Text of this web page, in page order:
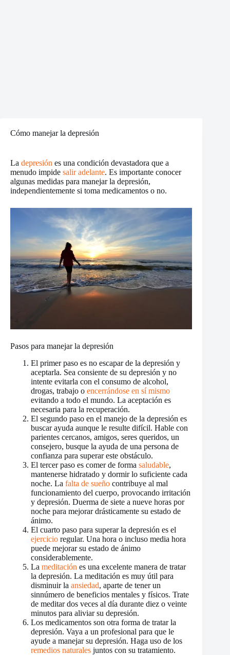
Cómo manejar la depresión
La depresión es una condición devastadora que a
menudo impide salir adelante. Es importante conocer
algunas medidas para manejar la depresión,
independientemente si toma medicamentos o no.
Pasos para manejar la depresión
El primer paso es no escapar de la depresión y
aceptarla. Sea consiente de su depresión y no
intente evitarla con el consumo de alcohol,
drogas, trabajo o encerrándose en sí mismo
evitando a todo el mundo. La aceptación es
necesaria para la recuperación.
El segundo paso en el manejo de la depresión es
buscar ayuda aunque le resulte difícil. Hable con
parientes cercanos, amigos, seres queridos, un
consejero, busque la ayuda de una persona de
confianza para superar este obstáculo.
El tercer paso es comer de forma saludable,
mantenerse hidratado y dormir lo suficiente cada
noche. La falta de sueño contribuye al mal
funcionamiento del cuerpo, provocando irritación
y depresión. Duerma de siete a nueve horas por
noche para mejorar drásticamente su estado de
ánimo.
El cuarto paso para superar la depresión es el
ejercicio regular. Una hora o incluso media hora
puede mejorar su estado de ánimo
considerablemente.
La meditación es una excelente manera de tratar
la depresión. La meditación es muy útil para
disminuir la ansiedad, aparte de tener un
sinnúmero de beneficios mentales y físicos. Trate
de meditar dos veces al día durante diez o veinte
minutos para aliviar su depresión.
Los medicamentos son otra forma de tratar la
depresión. Vaya a un profesional para que le
ayude a manejar su depresión. Haga uso de los
remedios naturales juntos con su tratamiento.